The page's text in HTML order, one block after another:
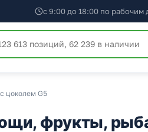
с 9:00 до 18:00 по рабочим
цоколем G5
фрукты,